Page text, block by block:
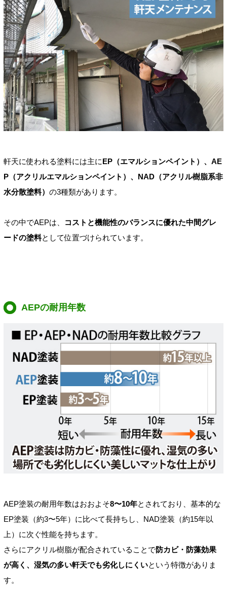
軒天に使われる塗料には主にEP（エマルションペイント）、AE
P（アクリルエマルションペイント）、NAD（アクリル樹脂系非
水分散塗料） の3種類があります。
その中でAEPは、
コストと機能性のバランスに優れた中間グレ
ードの塗料として位置づけられています。
AEPの耐用年数
AEP塗装の耐用年数はおおよそ8〜10年とされており、基本的な
EP塗装（約3〜5年）に比べて長持ちし、NAD塗装（約15年以
上）に次ぐ性能を持ちます。
さらにアクリル樹脂が配合されていることで防カビ・防藻効果
が高く、湿気の多い軒天でも劣化しにくいという特徴がありま
す。